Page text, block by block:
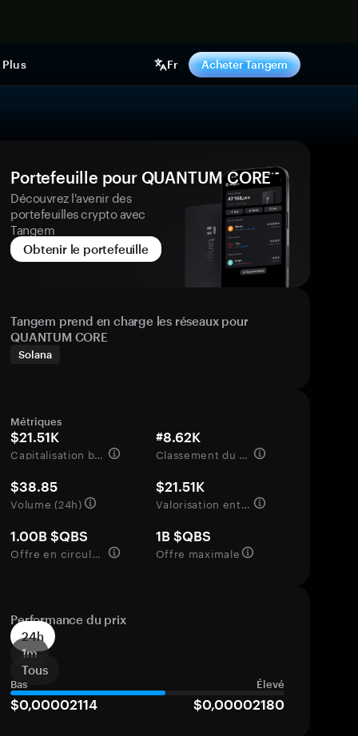
Plus Fr Acheter Tangem
Portefeuille pour QUANTUM CORE
Découvrez l'avenir des
portefeuilles crypto avec
Tangem
Obtenir le portefeuille
Tangem prend en charge les réseaux pour
QUANTUM CORE
Solana
Métriques
$21.51K
Capitalisation boursière
#8.62K
Classement du marché
$38.85
Volume (24h)
$21.51K
Valorisation entièrement diluée
1.00B $QBS
Offre en circulation
1B $QBS
Offre maximale
Performance du prix
24h
1m
Tous
Bas Élevé
$0,00002114 $0,00002180